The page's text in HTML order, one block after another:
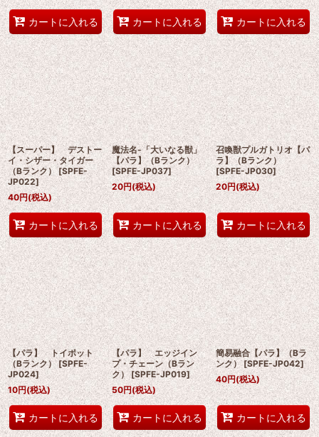
カートに入れる カートに入れる カートに入れる
【スーパー】 デストー
イ・シザー・タイガー
（Bランク） [SPFE-
JP022]
40円(税込)
カートに入れる
魔法名-「大いなる獣」
【パラ】（Bランク）
[SPFE-JP037]
20円(税込)
カートに入れる
召喚獣プルガトリオ【パ
ラ】（Bランク）
[SPFE-JP030]
20円(税込)
カートに入れる
【パラ】 トイポット
（Bランク） [SPFE-
JP024]
10円(税込)
カートに入れる
【パラ】 エッジイン
プ・チェーン（Bラン
ク） [SPFE-JP019]
50円(税込)
カートに入れる
簡易融合【パラ】（Bラ
ンク） [SPFE-JP042]
40円(税込)
カートに入れる